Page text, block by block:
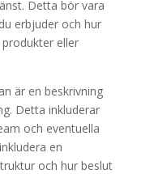
Detta bör vara
erbjuder och hur
eller
är en beskrivning
Detta inkluderar
och eventuella
en
och hur beslut